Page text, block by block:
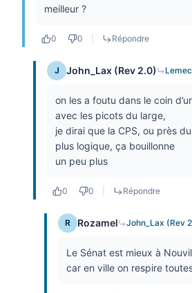
meilleur ?
0 0 Répondre
J John_Lax (Rev 2.0)
on les a foutu dans le coin
avec les picots du large,
je dirai que la CPS, ou près
plus logique, ça bouillonne
un peu plus
0 0 Répondre
R Rozamel John_Lax (Rev
Le Sénat est mieux à
car en ville on respire